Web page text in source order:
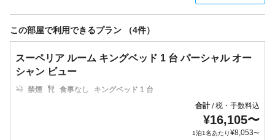
この部屋で利用できるプラン （4件）
スーペリア ルーム キングベッド 1 台 パーシャル オー
シャン ビュー
禁煙 食事なし
キングベッド 1 台
合計/税・手数料込
¥16,105〜
1泊1名あたり¥8,053〜